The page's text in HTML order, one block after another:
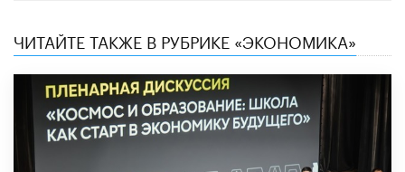
ЧИТАЙТЕ ТАКЖЕ В РУБРИКЕ «ЭКОНОМИКА»